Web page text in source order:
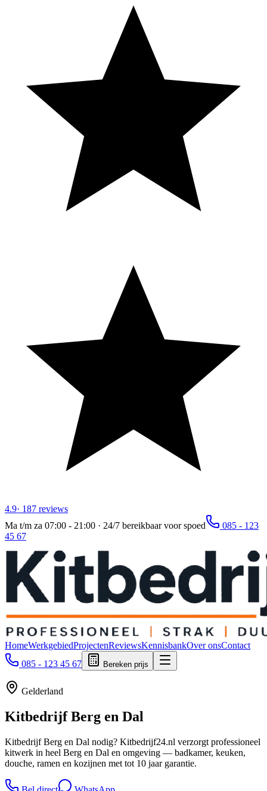
4.9· 187 reviews
Ma t/m za 07:00 - 21:00 · 24/7 bereikbaar voor spoed
085 - 123
45 67
HomeWerkgebiedProjectenReviewsKennisbankOver onsContact
085 - 123 45 67
Bereken prijs
Gelderland
KitbedrijfBerg en Dal
Kitbedrijf Berg en Dal nodig? Kitbedrijf24.nl verzorgt professioneel
kitwerk in heel Berg en Dal en omgeving — badkamer, keuken,
douche, ramen en kozijnen met tot 10 jaar garantie.